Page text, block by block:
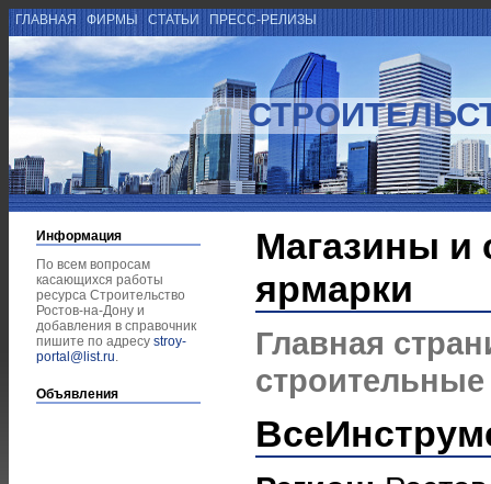
ГЛАВНАЯ ФИРМЫ СТАТЬИ ПРЕСС-РЕЛИЗЫ
Информация
По всем вопросам
касающихся работы
ресурса Строительство
Ростов-на-Дону и
добавления в справочник
пишите по адресу stroy-
portal@list.ru.
Объявления
Магазины и
ярмарки
Главная